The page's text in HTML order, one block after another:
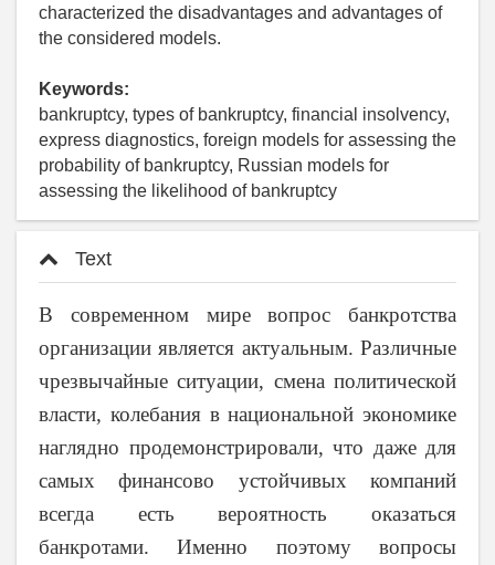
characterized the disadvantages and advantages of
the considered models.
Keywords:
bankruptcy, types of bankruptcy, financial insolvency,
express diagnostics, foreign models for assessing the
probability of bankruptcy, Russian models for
assessing the likelihood of bankruptcy
Text
В современном мире вопрос банкротства
организации является актуальным. Различные
чрезвычайные ситуации, смена политической
власти, колебания в национальной экономике
наглядно продемонстрировали, что даже для
самых финансово устойчивых компаний
всегда есть вероятность оказаться
банкротами. Именно поэтому вопросы